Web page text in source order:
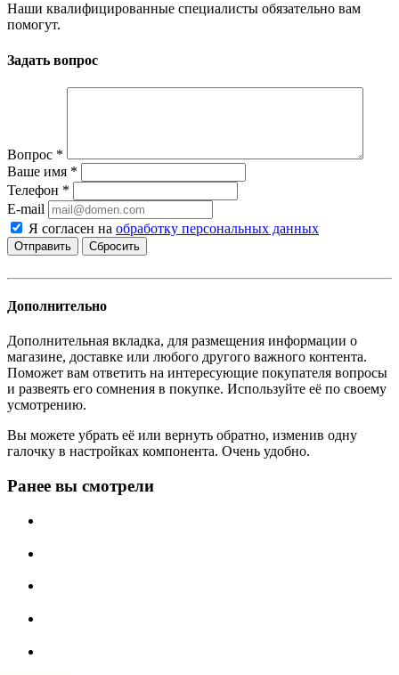
Наши квалифицированные специалисты обязательно вам
помогут.
Задать вопрос
Вопрос *
Ваше имя *
Телефон *
E-mail
Я согласен на обработку персональных данных
Сбросить
Дополнительно
Дополнительная вкладка, для размещения информации о
магазине, доставке или любого другого важного контента.
Поможет вам ответить на интересующие покупателя вопросы
и развеять его сомнения в покупке. Используйте её по своему
усмотрению.
Вы можете убрать её или вернуть обратно, изменив одну
галочку в настройках компонента. Очень удобно.
Ранее вы смотрели